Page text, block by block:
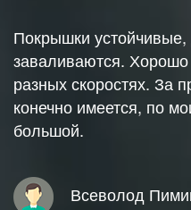
Покрышки
заваливаются. Хорошо
разных скоростях. За
конечно имеется, по
большой.
Всеволод